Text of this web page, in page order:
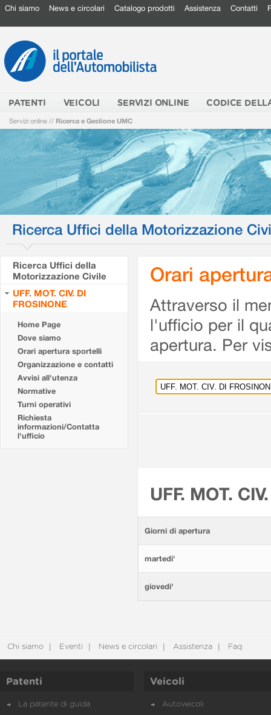
Chi siamo News e circolari Catalogo prodotti Assistenza Contatti
PATENTI VEICOLI SERVIZI ONLINE CODICE
Servizi online // Ricerca e Gestione UMC
Ricerca Uffici della Motorizzazione
Ricerca Uffici della
Motorizzazione Civile
UFF. MOT. CIV. DI
FROSINONE
Home Page
Dove siamo
Orari apertura sportelli
Organizzazione e contatti
Avvisi all'utenza
Normative
Turni operativi
Richiesta
informazioni/Contatta
l'ufficio
Orari
Attraverso il
l'ufficio per il
apertura. Per
UFF. MOT.
Giorni di apertura
martedi'
giovedi'
Chi siamo Eventi News e circolari Assistenza Faq
Patenti
La patente di guida
Veicoli
Autoveicoli